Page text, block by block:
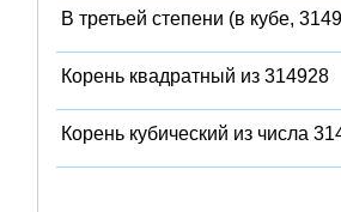
В третьей степени (в кубе,
Корень квадратный из 314928
Корень кубический из числа